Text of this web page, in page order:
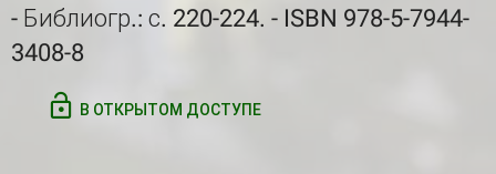
- Библиогр.: с. 220-224. - ISBN 978-5-7944-
3408-8
В ОТКРЫТОМ ДОСТУПЕ